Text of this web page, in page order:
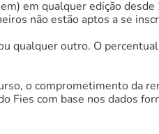
em qualquer edição
não estão aptos a se
qualquer outro. O
o comprometimento da
Fies com base nos dados